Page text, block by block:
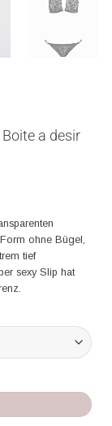
a desir
ohne Bügel,
tief
sexy Slip hat
Menge